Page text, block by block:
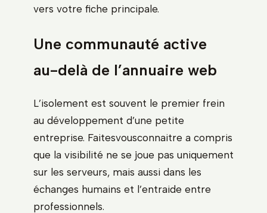
vers votre fiche principale.
Une communauté active
au-delà de l’annuaire web
L’isolement est souvent le premier frein
au développement d’une petite
entreprise. Faitesvousconnaitre a compris
que la visibilité ne se joue pas uniquement
sur les serveurs, mais aussi dans les
échanges humains et l’entraide entre
professionnels.